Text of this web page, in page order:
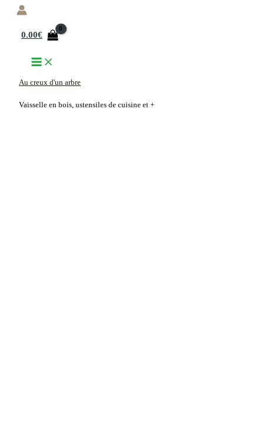
Aller
0.00€
Au creux d'un arbre
Vaisselle en bois, ustensiles de cuisine et +